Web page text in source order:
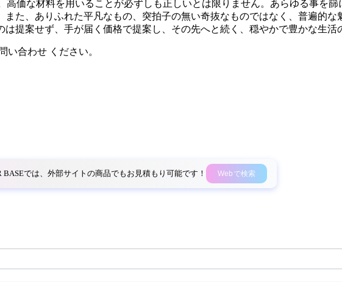
高価な材料を用いることが必ずしも正しいとは限りません。あらゆる事を
た、ありふれた平凡なもの、突拍子の無い奇抜なものではなく、普遍的
提案せず、手が届く価格で提案し、その先へと続く、穏やかで豊かな生活
い合わせ ください。
では、外部サイトの商品でもお見積もり可能です！ Webで検索